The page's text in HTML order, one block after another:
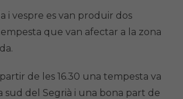
i vespre es van produir dos
que van afectar a la zona
de les 16.30 una tempesta va
sud del Segrià i una bona part de